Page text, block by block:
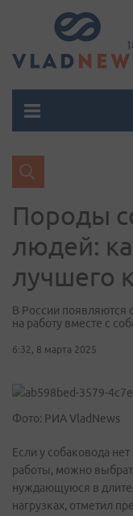
Породы
людей:
лучшего
В России появляются
на работу вместе с
6:32, 8 марта 2025
Фото: РИА VladNews
Если у собаковода
работы, можно
нуждающуюся в
нагрузках, отметил